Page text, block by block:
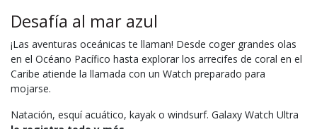
Desafía al mar azul
¡Las aventuras oceánicas te llaman! Desde coger grandes olas
en el Océano Pacífico hasta explorar los arrecifes de coral en el
Caribe atiende la llamada con un Watch preparado para
mojarse.
Natación, esquí acuático, kayak o windsurf. Galaxy Watch Ultra